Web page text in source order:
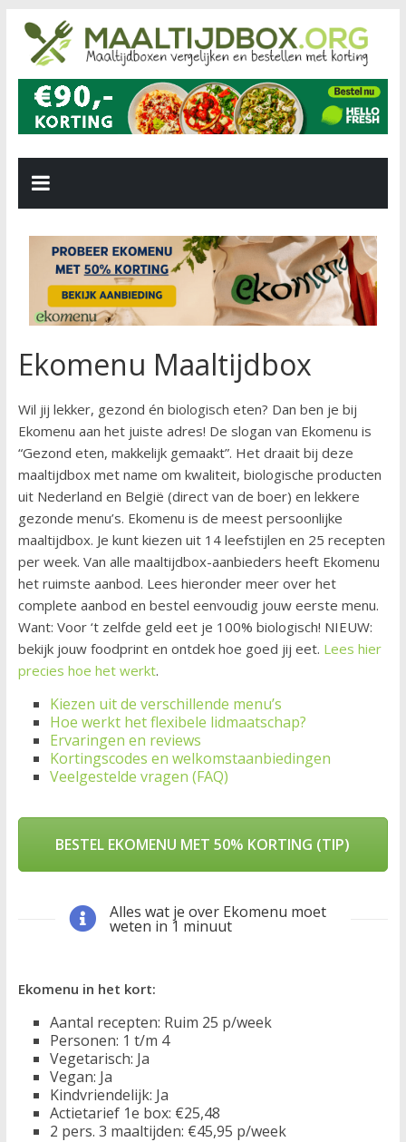
Ekomenu Maaltijdbox
Wil jij lekker, gezond én biologisch eten? Dan ben je bij
Ekomenu aan het juiste adres! De slogan van Ekomenu is
“Gezond eten, makkelijk gemaakt”. Het draait bij deze
maaltijdbox met name om kwaliteit, biologische producten
uit Nederland en België (direct van de boer) en lekkere
gezonde menu’s. Ekomenu is de meest persoonlijke
maaltijdbox. Je kunt kiezen uit 14 leefstijlen en 25 recepten
per week. Van alle maaltijdbox-aanbieders heeft Ekomenu
het ruimste aanbod. Lees hieronder meer over het
complete aanbod en bestel eenvoudig jouw eerste menu.
Want: Voor ‘t zelfde geld eet je 100% biologisch! NIEUW:
bekijk jouw foodprint en ontdek hoe goed jij eet. Lees hier
precies hoe het werkt.
Kiezen uit de verschillende menu’s
Hoe werkt het flexibele lidmaatschap?
Ervaringen en reviews
Kortingscodes en welkomstaanbiedingen
Veelgestelde vragen (FAQ)
BESTEL EKOMENU MET 50% KORTING (TIP)
Alles wat je over Ekomenu moet
weten in 1 minuut
Ekomenu in het kort:
Aantal recepten: Ruim 25 p/week
Personen: 1 t/m 4
Vegetarisch: Ja
Vegan: Ja
Kindvriendelijk: Ja
Actietarief 1e box: €25,48
2 pers. 3 maaltijden: €45,95 p/week